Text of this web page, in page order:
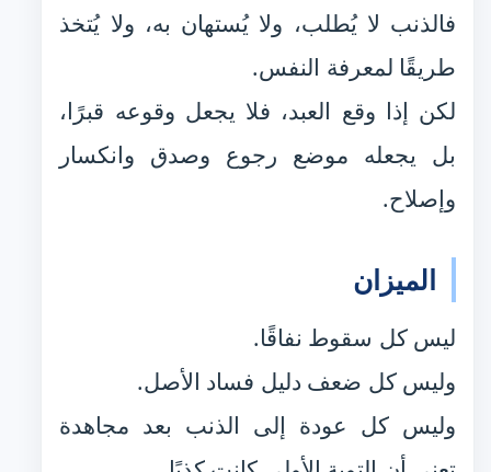
فالذنب لا يُطلب، ولا يُستهان به، ولا يُتخذ
طريقًا لمعرفة النفس.
لكن إذا وقع العبد، فلا يجعل وقوعه قبرًا،
بل يجعله موضع رجوع وصدق وانكسار
وإصلاح.
الميزان
ليس كل سقوط نفاقًا.
وليس كل ضعف دليل فساد الأصل.
وليس كل عودة إلى الذنب بعد مجاهدة